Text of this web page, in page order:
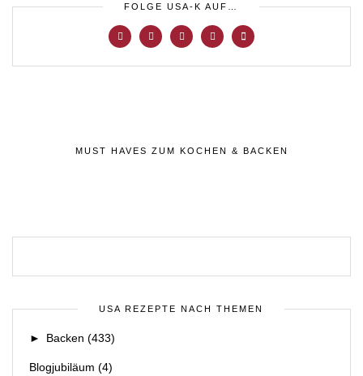
FOLGE USA-K AUF…
MUST HAVES ZUM KOCHEN & BACKEN
USA REZEPTE NACH THEMEN
► Backen (433)
Blogjubiläum (4)